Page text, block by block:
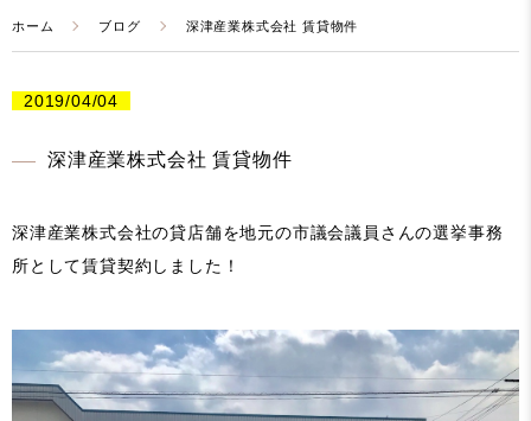
ホーム ブログ 深津産業株式会社 賃貸物件
2019/04/04
深津産業株式会社 賃貸物件
深津産業株式会社の貸店舗を地元の市議会議員さんの選挙事務
所として賃貸契約しました！